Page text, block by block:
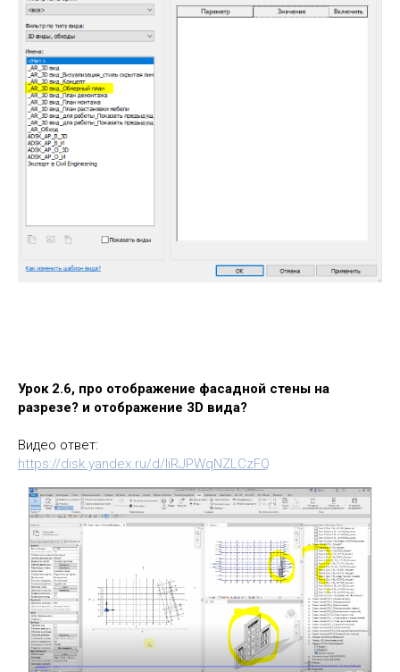
Урок 2.6, про отображение фасадной стены на
разрезе? и отображение 3D вида?
Видео ответ:
https://disk.yandex.ru/d/liRJPWqNZLCzFQ